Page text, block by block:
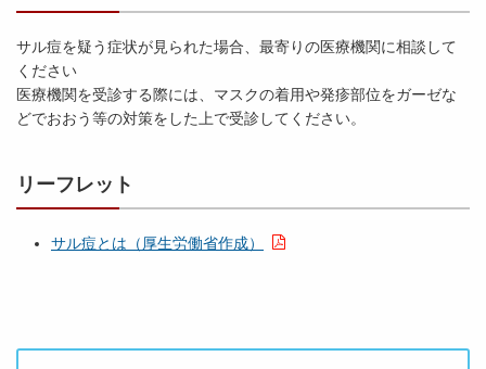
サル痘を疑う症状が見られた場合、最寄りの医療機関に相談して
ください
医療機関を受診する際には、マスクの着用や発疹部位をガーゼな
どでおおう等の対策をした上で受診してください。
リーフレット
サル痘とは（厚生労働省作成）